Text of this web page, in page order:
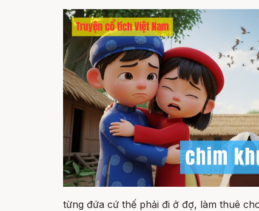
từng đứa cứ thế phải đi ở đợ, làm thuê